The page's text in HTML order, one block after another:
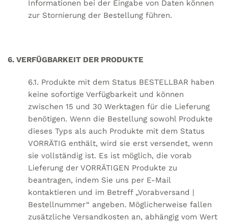
Informationen bei der Eingabe von Daten können
zur Stornierung der Bestellung führen.
6. VERFÜGBARKEIT DER PRODUKTE
6.1. Produkte mit dem Status BESTELLBAR haben
keine sofortige Verfügbarkeit und können
zwischen 15 und 30 Werktagen für die Lieferung
benötigen. Wenn die Bestellung sowohl Produkte
dieses Typs als auch Produkte mit dem Status
VORRÄTIG enthält, wird sie erst versendet, wenn
sie vollständig ist. Es ist möglich, die vorab
Lieferung der VORRÄTIGEN Produkte zu
beantragen, indem Sie uns per E-Mail
kontaktieren und im Betreff „Vorabversand |
Bestellnummer“ angeben. Möglicherweise fallen
zusätzliche Versandkosten an, abhängig vom Wert